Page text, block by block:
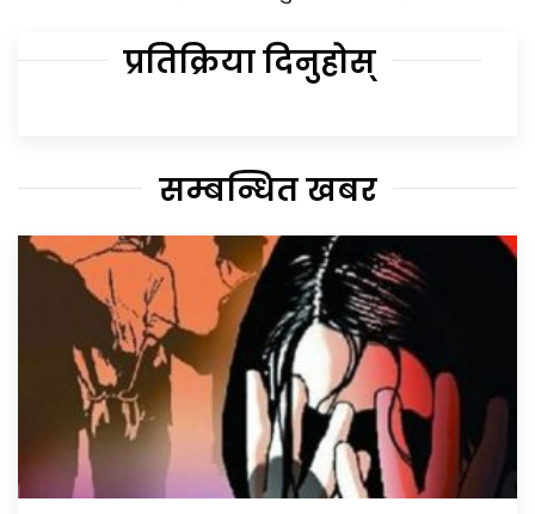
प्रतिक्रिया दिनुहोस्
सम्बन्धित खबर